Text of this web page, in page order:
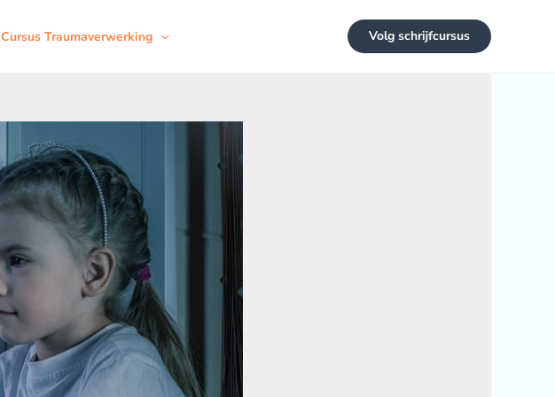
Cursus Traumaverwerking Volg schrijfcursus